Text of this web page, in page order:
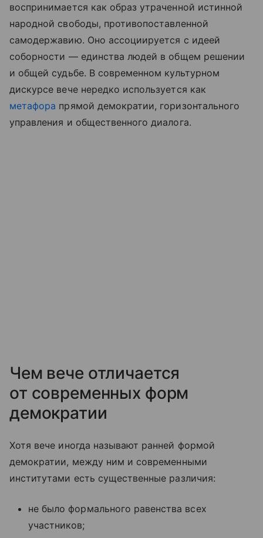
воспринимается как образ утраченной истинной
народной свободы, противопоставленной
самодержавию. Оно ассоциируется с идеей
соборности — единства людей в общем решении
и общей судьбе. В современном культурном
дискурсе вече нередко используется как
метафора прямой демократии, горизонтального
управления и общественного диалога.
Чем вече отличается
от современных форм
демократии
Хотя вече иногда называют ранней формой
демократии, между ним и современными
институтами есть существенные различия:
не было формального равенства всех
участников;